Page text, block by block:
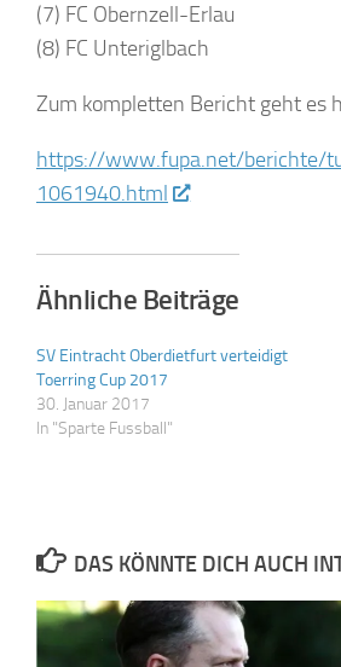
(7) FC Obernzell-Erlau
(8) FC Unteriglbach
Zum kompletten Bericht geht es
https://www.fupa.net/berichte/
1061940.html
Ähnliche Beiträge
SV Eintracht Oberdietfurt verteidigt
Toerring Cup 2017
30. Januar 2017
In "Sparte Fussball"
DAS KÖNNTE DICH AUCH